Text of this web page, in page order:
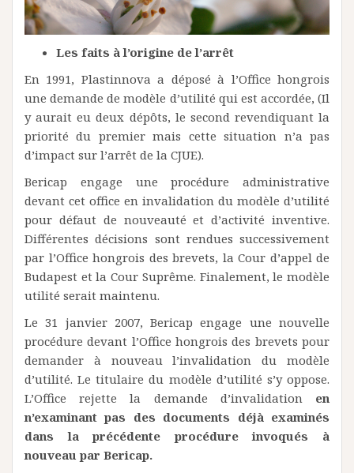
Les faits à l’origine de l’arrêt
En 1991, Plastinnova a déposé à l’Office hongrois
une demande de modèle d’utilité qui est accordée, (Il
y aurait eu deux dépôts, le second revendiquant la
priorité du premier mais cette situation n’a pas
d’impact sur l’arrêt de la CJUE).
Bericap engage une procédure administrative
devant cet office en invalidation du modèle d’utilité
pour défaut de nouveauté et d’activité inventive.
Différentes décisions sont rendues successivement
par l’Office hongrois des brevets, la Cour d’appel de
Budapest et la Cour Suprême. Finalement, le modèle
utilité serait maintenu.
Le 31 janvier 2007, Bericap engage une nouvelle
procédure devant l’Office hongrois des brevets pour
demander à nouveau l’invalidation du modèle
d’utilité. Le titulaire du modèle d’utilité s’y oppose.
L’Office rejette la demande d’invalidation en
n’examinant pas des documents déjà examinés
dans la précédente procédure invoqués à
nouveau par Bericap.